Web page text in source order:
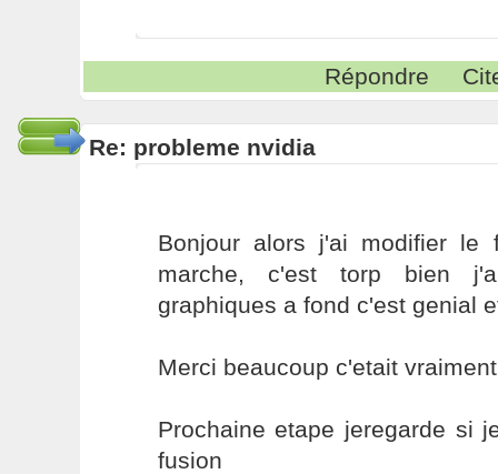
Répondre
Re: probleme nvidia
Bonjour alors j'ai modifier le
marche, c'est torp bien
graphiques a fond c'est genial
Merci beaucoup c'etait
Prochaine etape jeregarde si
fusion